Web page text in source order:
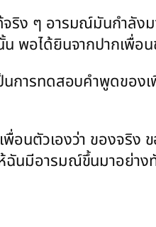
ริง ๆ อารมณ์มันกำลัง
พอได้ยินจากปากเพื่อน
การทดสอบคำพูดของ
อนตัวเองว่า ของจริ
นมีอารมณ์ขึ้นมาอย่าง